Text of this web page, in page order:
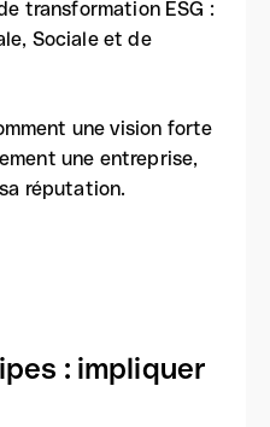
transformation ESG :
Sociale et de
une vision forte
une entreprise,
réputation.
: impliquer